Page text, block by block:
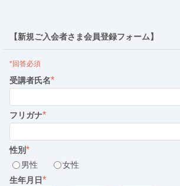
【新規ご入会者さま会員登録フォーム】
*回答必須
受講者氏名*
フリガナ*
性別*
男性
女性
生年月日*